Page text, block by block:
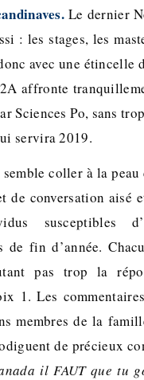
Le dernier
: les stages, les
avec une étincelle
affronte
Sciences Po, sans
servira 2019.
coller à la peau
de conversation aisé
susceptibles
de fin d’année.
pas trop la
1. Les
membres de la
de précieux
il FAUT que tu